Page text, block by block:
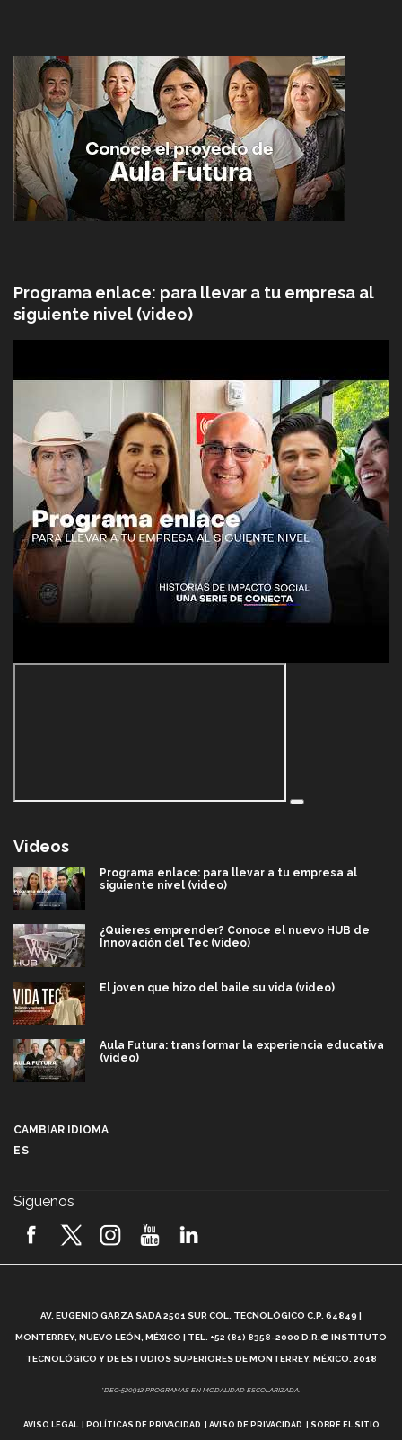
Programa enlace: para llevar a tu empresa al
siguiente nivel (video)
Videos
Programa enlace: para llevar a tu empresa al
siguiente nivel (video)
¿Quieres emprender? Conoce el nuevo HUB de
Innovación del Tec (video)
El joven que hizo del baile su vida (video)
Aula Futura: transformar la experiencia educativa
(video)
2026! (video)
¿Cómo es el Modelo Educativo Tec? (video)
Vida Tec: Feminismo e Inteligencia Artificial, Paola
CAMBIAR IDIOMA
ES
Síguenos
AV. EUGENIO GARZA SADA 2501 SUR COL. TECNOLÓGICO C.P. 64849 |
MONTERREY, NUEVO LEÓN, MÉXICO | TEL. +52 (81) 8358-2000 D.R.© INSTITUTO
TECNOLÓGICO Y DE ESTUDIOS SUPERIORES DE MONTERREY, MÉXICO. 2018
*DEC-520912 PROGRAMAS EN MODALIDAD ESCOLARIZADA.
AVISO LEGAL POLÍTICAS DE PRIVACIDAD AVISO DE PRIVACIDAD SOBRE EL SITIO